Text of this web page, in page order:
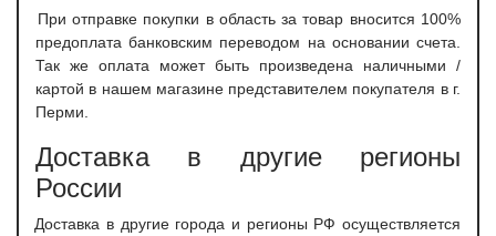
При отправке покупки в область за товар вносится 100%
предоплата банковским переводом на основании счета.
Так же оплата может быть произведена наличными /
картой в нашем магазине представителем покупателя в г.
Перми.
Доставка в другие регионы
России
Доставка в другие города и регионы РФ осуществляется